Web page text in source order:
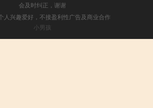
会及时纠正，谢谢
人兴趣爱好，不接盈利性广告及商业合作
小男孩